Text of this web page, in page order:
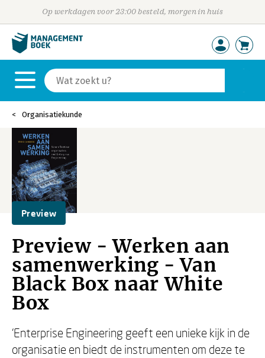
Op werkdagen voor 23:00 besteld, morgen in huis
Organisatiekunde
Preview
Preview - Werken aan
samenwerking - Van
Black Box naar White
Box
‘Enterprise Engineering geeft een unieke kijk in de
organisatie en biedt de instrumenten om deze te